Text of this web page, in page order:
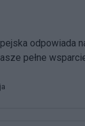
odpowiada
pełne